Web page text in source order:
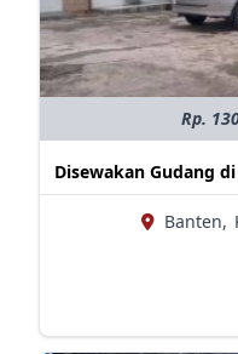
Rp.
Disewakan Gudang
Banten,